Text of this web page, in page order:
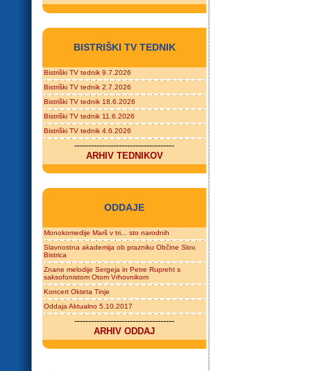
BISTRIŠKI TV TEDNIK
Bistriški TV tednik 9.7.2026
Bistriški TV tednik 2.7.2026
Bistriški TV tednik 18.6.2026
Bistriški TV tednik 11.6.2026
Bistriški TV tednik 4.6.2026
------------------------------------
ARHIV TEDNIKOV
ODDAJE
Monokomedije Marš v tri... sto narodnih
Slavnostna akademija ob prazniku Občine Slov.
Bistrica
Znane melodije Sergeja in Petre Rupreht s
saksofonistom Otom Vrhovnikom
Koncert Okteta Tinje
Oddaja Aktualno 5.10.2017
------------------------------------
ARHIV ODDAJ